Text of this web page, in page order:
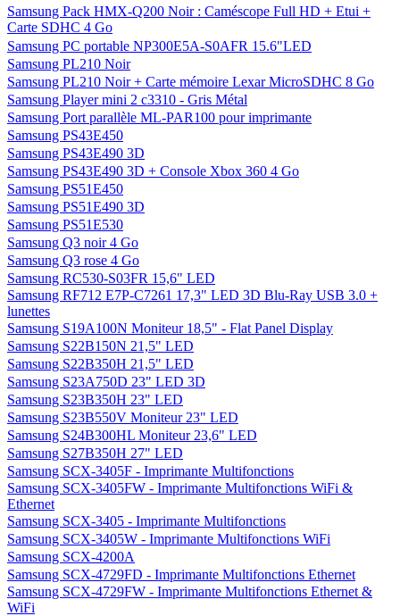
Samsung Pack HMX-Q200 Noir : Caméscope Full HD + Etui +
Carte SDHC 4 Go
Samsung PC portable NP300E5A-S0AFR 15.6"LED
Samsung PL210 Noir
Samsung PL210 Noir + Carte mémoire Lexar MicroSDHC 8 Go
Samsung Player mini 2 c3310 - Gris Métal
Samsung Port parallèle ML-PAR100 pour imprimante
Samsung PS43E450
Samsung PS43E490 3D
Samsung PS43E490 3D + Console Xbox 360 4 Go
Samsung PS51E450
Samsung PS51E490 3D
Samsung PS51E530
Samsung Q3 noir 4 Go
Samsung Q3 rose 4 Go
Samsung RC530-S03FR 15,6" LED
Samsung RF712 E7P-C7261 17,3" LED 3D Blu-Ray USB 3.0 +
lunettes
Samsung S19A100N Moniteur 18,5" - Flat Panel Display
Samsung S22B150N 21,5" LED
Samsung S22B350H 21,5" LED
Samsung S23A750D 23" LED 3D
Samsung S23B350H 23" LED
Samsung S23B550V Moniteur 23" LED
Samsung S24B300HL Moniteur 23,6" LED
Samsung S27B350H 27" LED
Samsung SCX-3405F - Imprimante Multifonctions
Samsung SCX-3405FW - Imprimante Multifonctions WiFi &
Ethernet
Samsung SCX-3405 - Imprimante Multifonctions
Samsung SCX-3405W - Imprimante Multifonctions WiFi
Samsung SCX-4200A
Samsung SCX-4729FD - Imprimante Multifonctions Ethernet
Samsung SCX-4729FW - Imprimante Multifonctions Ethernet &
WiFi